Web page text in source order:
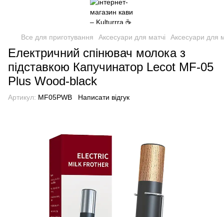
Все для приготування Аксесуари для матчі Аксесуари для
Електричний спінювач молока з
підставкою Капучинатор Lecot MF-05
Plus Wood-black
Артикул: MF05PWB Написати відгук